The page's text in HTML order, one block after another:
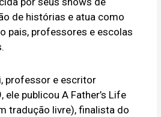
de histórias e atua como
pais, professores e escolas
professor e escritor
ele publicou A Father’s Life
tradução livre), finalista do